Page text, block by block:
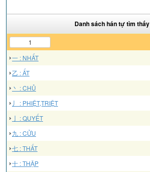
Danh sách hán tự tìm thấy
1
一 : NHẤT
乙 : ẤT
丶 : CHỦ
丿 : PHIỆT,TRIỆT
亅 : QUYẾT
九 : CỬU
七 : THẤT
十 : THẬP